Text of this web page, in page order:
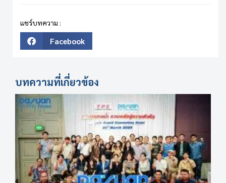
แชร์บทความ :
Facebook
บทความที่เกี่ยวข้อง